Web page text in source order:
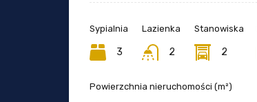
Sypialnia
3
Lazienka
2
Stanowiska
2
Powierzchnia nieruchomości (m²)